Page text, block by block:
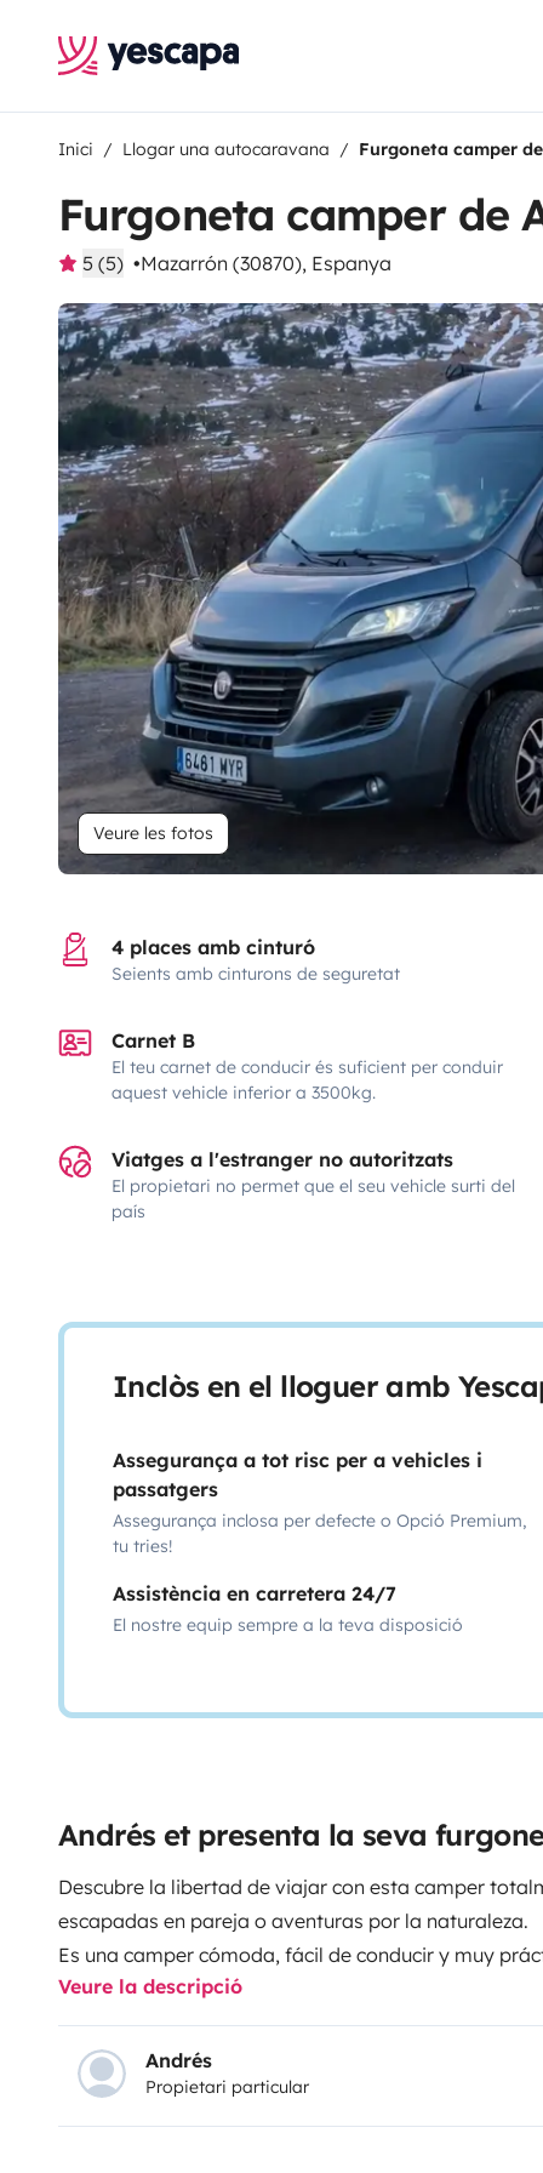
Inici Llogar una autocaravana Furgoneta camper
Furgoneta camper de
5 (5) Mazarrón (30870), Espanya
Veure les fotos
4 places amb cinturó
Seients amb cinturons de seguretat
Carnet B
El teu carnet de conducir és suficient per conduir
aquest vehicle inferior a 3500kg.
Viatges a l'estranger no autoritzats
El propietari no permet que el seu vehicle surti del
país
Inclòs en el lloguer amb
Assegurança a tot risc per a vehicles i
passatgers
Assegurança inclosa per defecte o Opció Premium,
tu tries!
Assistència en carretera 24/7
El nostre equip sempre a la teva disposició
Andrés et presenta la seva
Descubre la libertad de viajar con esta camper
escapadas en pareja o aventuras por la naturaleza.
Es una camper cómoda, fácil de conducir y muy
como la montaña.A pesar de su tamaño compacto,
para disfrutar del viaje con total comodidad: cama
con ducha y un salón acogedor.Gracias a su
calefacción y agua caliente), podrás viajar sin
dormir en plena naturaleza o en áreas de
Veure la descripció
Andrés
Propietari particular